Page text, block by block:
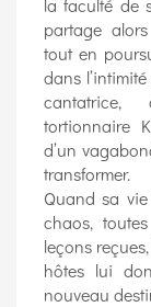
la faculté de
partage
tout en
dans
cantatrice,
tortionnaire
d’un
transformer.
Quand sa
chaos,
leçons
hôtes lui
nouveau